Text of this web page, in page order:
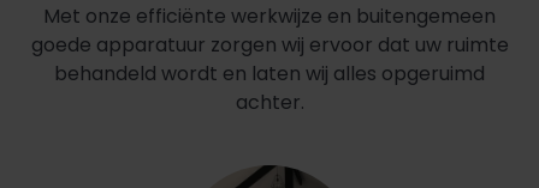
Met onze efficiënte werkwijze en buitengemeen
goede apparatuur zorgen wij ervoor dat uw ruimte
behandeld wordt en laten wij alles opgeruimd
achter.